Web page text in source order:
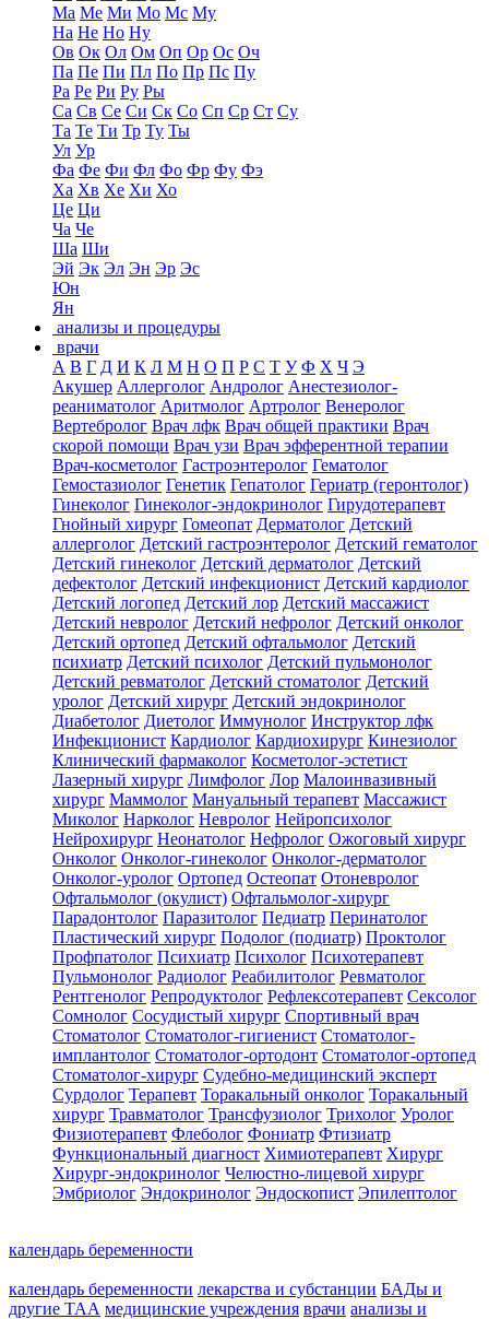
Ма Ме Ми Мо Мс Му
На Не Но Ну
Ов Ок Ол Ом Оп Ор Ос Оч
Па Пе Пи Пл По Пр Пс Пу
Ра Ре Ри Ру Ры
Са Св Се Си Ск Со Сп Ср Ст Су
Та Те Ти Тр Ту Ты
Ул Ур
Фа Фе Фи Фл Фо Фр Фу Фэ
Ха Хв Хе Хи Хо
Це Ци
Ча Че
Ша Ши
Эй Эк Эл Эн Эр Эс
Юн
Ян
анализы и процедуры
врачи
А В Г Д И К Л М Н О П Р С Т У Ф Х Ч Э
Акушер Аллерголог Андролог Анестезиолог-
реаниматолог Аритмолог Артролог Венеролог
Вертебролог Врач лфк Врач общей практики Врач
скорой помощи Врач узи Врач эфферентной терапии
Врач-косметолог Гастроэнтеролог Гематолог
Гемостазиолог Генетик Гепатолог Гериатр (геронтолог)
Гинеколог Гинеколог-эндокринолог Гирудотерапевт
Гнойный хирург Гомеопат Дерматолог Детский
аллерголог Детский гастроэнтеролог Детский гематолог
Детский гинеколог Детский дерматолог Детский
дефектолог Детский инфекционист Детский кардиолог
Детский логопед Детский лор Детский массажист
Детский невролог Детский нефролог Детский онколог
Детский ортопед Детский офтальмолог Детский
психиатр Детский психолог Детский пульмонолог
Детский ревматолог Детский стоматолог Детский
уролог Детский хирург Детский эндокринолог
Диабетолог Диетолог Иммунолог Инструктор лфк
Инфекционист Кардиолог Кардиохирург Кинезиолог
Клинический фармаколог Косметолог-эстетист
Лазерный хирург Лимфолог Лор Малоинвазивный
хирург Маммолог Мануальный терапевт Массажист
Миколог Нарколог Невролог Нейропсихолог
Нейрохирург Неонатолог Нефролог Ожоговый хирург
Онколог Онколог-гинеколог Онколог-дерматолог
Онколог-уролог Ортопед Остеопат Отоневролог
Офтальмолог (окулист) Офтальмолог-хирург
Парадонтолог Паразитолог Педиатр Перинатолог
Пластический хирург Подолог (подиатр) Проктолог
Профпатолог Психиатр Психолог Психотерапевт
Пульмонолог Радиолог Реабилитолог Ревматолог
Рентгенолог Репродуктолог Рефлексотерапевт Сексолог
Сомнолог Сосудистый хирург Спортивный врач
Стоматолог Стоматолог-гигиенист Стоматолог-
имплантолог Стоматолог-ортодонт Стоматолог-ортопед
Стоматолог-хирург Судебно-медицинский эксперт
Сурдолог Терапевт Торакальный онколог Торакальный
хирург Травматолог Трансфузиолог Трихолог Уролог
Физиотерапевт Флеболог Фониатр Фтизиатр
Функциональный диагност Химиотерапевт Хирург
Хирург-эндокринолог Челюстно-лицевой хирург
Эмбриолог Эндокринолог Эндоскопист Эпилептолог
календарь беременности
календарь беременности лекарства и субстанции БАДы и
другие ТАА медицинские учреждения врачи анализы и